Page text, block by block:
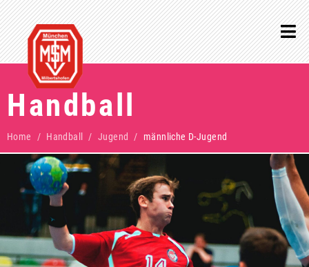
Handball
Home Handball Jugend männliche D-Jugend